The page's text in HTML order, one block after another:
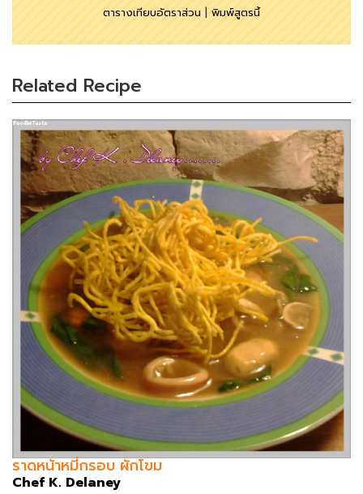
ตารางเทียบอัตราส่วน|พิมพ์สูตรนี้
Related Recipe
ราดหน้าหมี่กรอบ ผักโขม
Chef K. Delaney